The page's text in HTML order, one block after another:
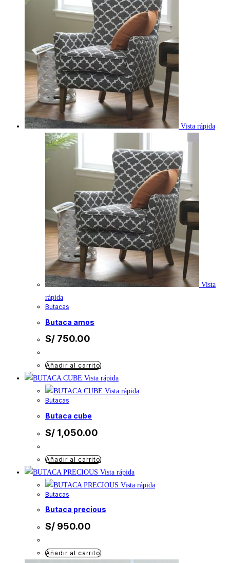
Vista rápida
Vista
rápida
Butacas
butaca amos
S/ 750.00
Añadir al carrito
Vista rápida
Vista rápida
Butacas
butaca cube
S/ 1,050.00
Añadir al carrito
Vista rápida
Vista rápida
Butacas
butaca precious
S/ 950.00
Añadir al carrito